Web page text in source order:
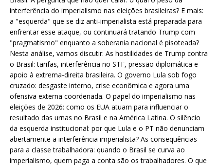
interferência do imperialismo nas eleições brasileiras? E mais:
a "esquerda" que se diz anti-imperialista está preparada para
enfrentar esse ataque, ou continuará tratando Trump com
"pragmatismo" enquanto a soberania nacional é pisoteada?
Nesta análise, vamos discutir: As hostilidades de Trump contra
o Brasil: tarifas, interferência no STF, pressão diplomática e
apoio à extrema-direita brasileira. O governo Lula sob fogo
cruzado: desgaste interno, crise econômica e agora uma
ofensiva externa coordenada. O papel do imperialismo nas
eleições de 2026: como os EUA atuam para influenciar o
resultado das urnas no Brasil e na América Latina. O silêncio
da esquerda institucional: por que Lula e o PT não denunciam
abertamente a interferência imperialista? As consequências
para a classe trabalhadora: quando o Brasil se curva ao
imperialismo, quem paga a conta são os trabalhadores. O que